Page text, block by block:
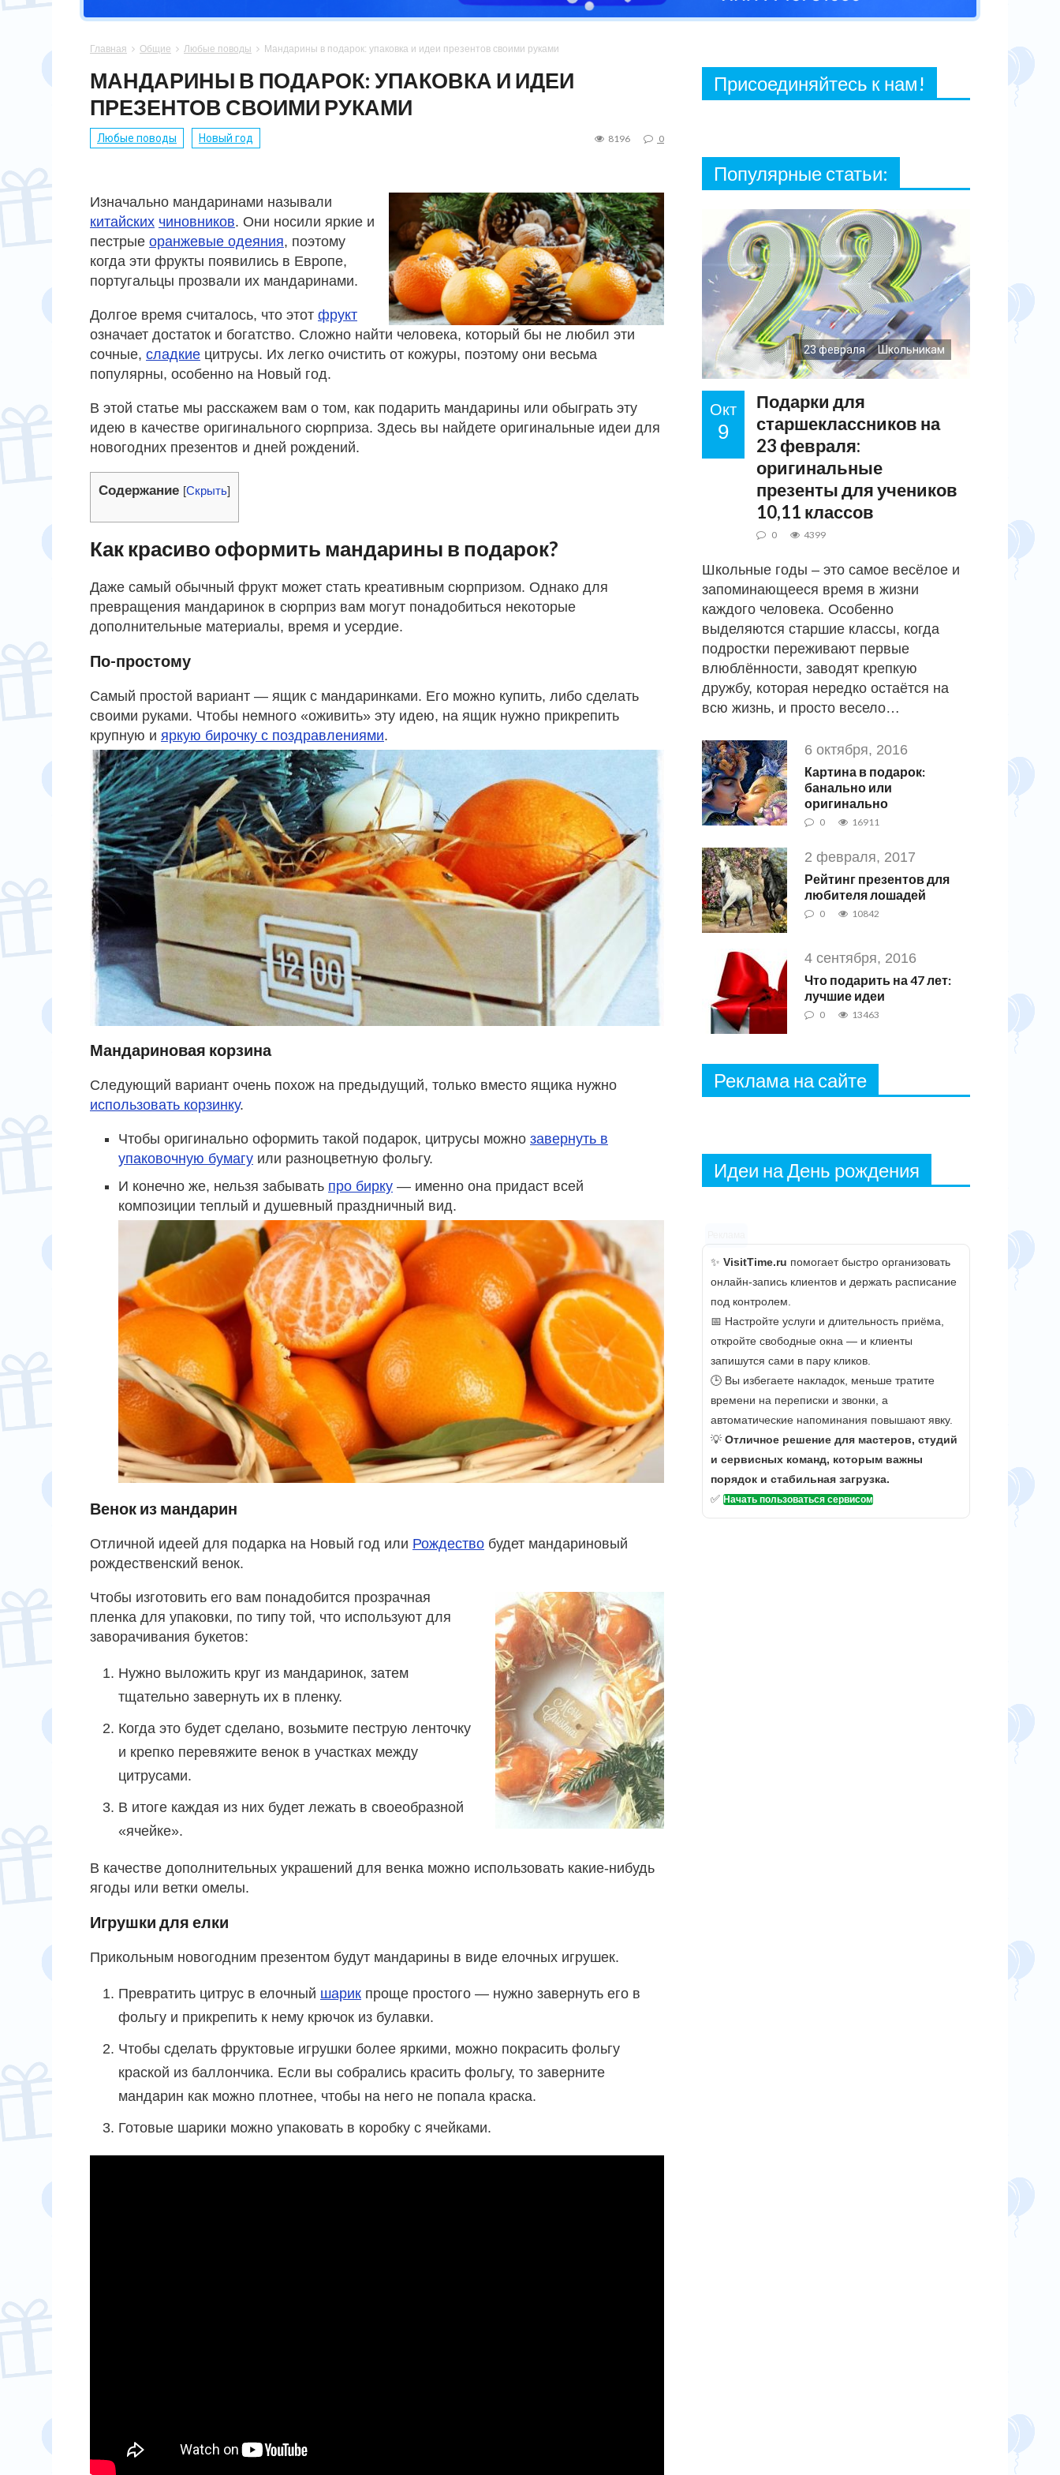
СПОРТСМЕНУ
27 ФЕВРАЛЯ, 2021
МАМЕ
ПОДРУГЕ
СЕСТРЕ
ПАПЕ
СЫНУ
ПАСХА
ЮБИЛЕЙ
14 ФЕВРАЛЯ
Главная  Общие  Любые поводы  Мандарины в подарок: упаковка и идеи презентов своими руками
МАНДАРИНЫ В ПОДАРОК: УПАКОВКА И ИДЕИ
ПРЕЗЕНТОВ СВОИМИ РУКАМИ
Любые поводы Новый год 8196 0
Изначально мандаринами называли
китайских чиновников. Они носили яркие и
пестрые оранжевые одеяния, поэтому
когда эти фрукты появились в Европе,
португальцы прозвали их мандаринами.
Долгое время считалось, что этот фрукт
означает достаток и богатство. Сложно найти человека, который бы не любил эти
сочные, сладкие цитрусы. Их легко очистить от кожуры, поэтому они весьма
популярны, особенно на Новый год.
В этой статье мы расскажем вам о том, как подарить мандарины или обыграть эту
идею в качестве оригинального сюрприза. Здесь вы найдете оригинальные идеи для
новогодних презентов и дней рождений.
Содержание [Скрыть]
Как красиво оформить мандарины в подарок?
Даже самый обычный фрукт может стать креативным сюрпризом. Однако для
превращения мандаринок в сюрприз вам могут понадобиться некоторые
дополнительные материалы, время и усердие.
По-простому
Самый простой вариант — ящик с мандаринками. Его можно купить, либо сделать
своими руками. Чтобы немного «оживить» эту идею, на ящик нужно прикрепить
крупную и яркую бирочку с поздравлениями.
Мандариновая корзина
Следующий вариант очень похож на предыдущий, только вместо ящика нужно
использовать корзинку.
Чтобы оригинально оформить такой подарок, цитрусы можно завернуть в
упаковочную бумагу или разноцветную фольгу.
И конечно же, нельзя забывать про бирку — именно она придаст всей
композиции теплый и душевный праздничный вид.
Венок из мандарин
Отличной идеей для подарка на Новый год или Рождество будет мандариновый
рождественский венок.
Чтобы изготовить его вам понадобится прозрачная
пленка для упаковки, по типу той, что используют для
заворачивания букетов:
Нужно выложить круг из мандаринок, затем
тщательно завернуть их в пленку.
Когда это будет сделано, возьмите пеструю ленточку
и крепко перевяжите венок в участках между
цитрусами.
В итоге каждая из них будет лежать в своеобразной
«ячейке».
В качестве дополнительных украшений для венка можно использовать какие-нибудь
ягоды или ветки омелы.
Игрушки для елки
Прикольным новогодним презентом будут мандарины в виде елочных игрушек.
Превратить цитрус в елочный шарик проще простого — нужно завернуть его в
фольгу и прикрепить к нему крючок из булавки.
Чтобы сделать фруктовые игрушки более яркими, можно покрасить фольгу
краской из баллончика. Если вы собрались красить фольгу, то заверните
мандарин как можно плотнее, чтобы на него не попала краска.
Готовые шарики можно упаковать в коробку с ячейками.
Присоединяйтесь к нам!
Популярные статьи:
23 февраля Школьникам
Окт
9
Подарки для
старшеклассников на
23 февраля:
оригинальные
презенты для учеников
10,11 классов
0 4399
Школьные годы – это самое весёлое и
запоминающееся время в жизни
каждого человека. Особенно
выделяются старшие классы, когда
подростки переживают первые
влюблённости, заводят крепкую
дружбу, которая нередко остаётся на
всю жизнь, и просто весело…
6 октября, 2016
Картина в подарок:
банально или
оригинально
0 16911
2 февраля, 2017
Рейтинг презентов для
любителя лошадей
0 10842
4 сентября, 2016
Что подарить на 47 лет:
лучшие идеи
0 13463
Реклама на сайте
Идеи на День рождения
✨ VisitTime.ru помогает быстро организовать
онлайн-запись клиентов и держать расписание
под контролем.
📅 Настройте услуги и длительность приёма,
откройте свободные окна — и клиенты
запишутся сами в пару кликов.
🕒 Вы избегаете накладок, меньше тратите
времени на переписки и звонки, а
автоматические напоминания повышают явку.
💡 Отличное решение для мастеров, студий
и сервисных команд, которым важны
порядок и стабильная загрузка.
✅ Начать пользоваться сервисом